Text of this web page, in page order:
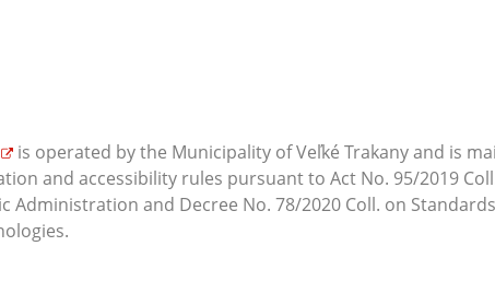
is operated by the Municipality of Veľké Trakany and is
and accessibility rules pursuant to Act No. 95/2019
Administration and Decree No. 78/2020 Coll. on